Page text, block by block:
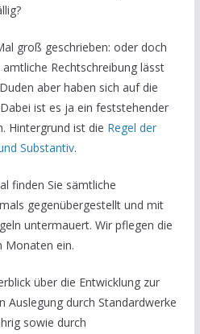
groß geschrieben: oder doch
Rechtschreibung lässt
aber haben sich auf die
ist es ja ein feststehender
Hintergrund ist die Regel der
Substantiv.
finden Sie sämtliche
gegenübergestellt und mit
untermauert. Wir pflegen die
Monaten ein.
über die Entwicklung zur
Auslegung durch Standardwerke
sowie durch